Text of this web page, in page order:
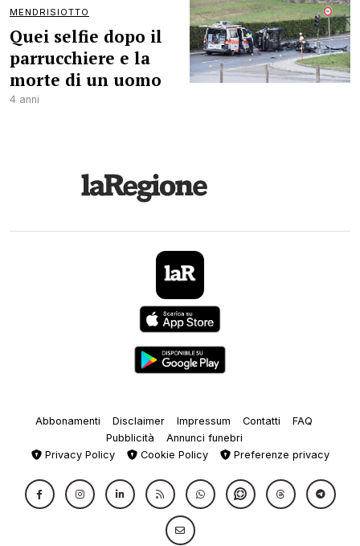
MENDRISIOTTO
Quei selfie dopo il
parrucchiere e la
morte di un uomo
4 anni
Abbonamenti Disclaimer Impressum Contatti
FAQ
Pubblicità
Annunci funebri
Privacy Policy
Cookie Policy Preferenze privacy